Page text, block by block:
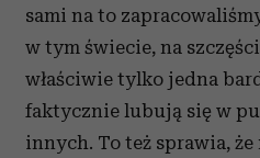
sami na to
w tym świecie, na
właściwie tylko jedna
faktycznie lubują się w
innych. To też sprawia,